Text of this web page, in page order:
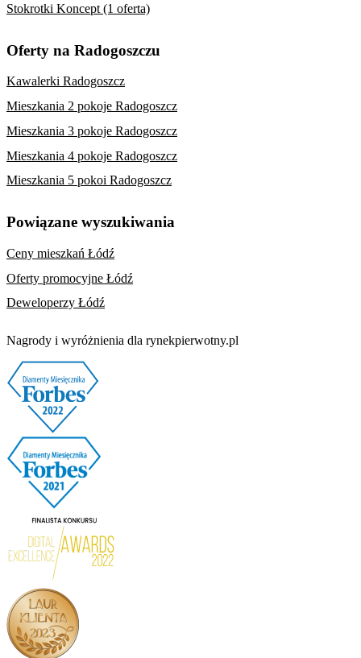
Stokrotki Koncept (1 oferta)
Oferty na Radogoszczu
Kawalerki Radogoszcz
Mieszkania 2 pokoje Radogoszcz
Mieszkania 3 pokoje Radogoszcz
Mieszkania 4 pokoje Radogoszcz
Mieszkania 5 pokoi Radogoszcz
Powiązane wyszukiwania
Ceny mieszkań Łódź
Oferty promocyjne Łódź
Deweloperzy Łódź
Nagrody i wyróżnienia dla rynekpierwotny.pl